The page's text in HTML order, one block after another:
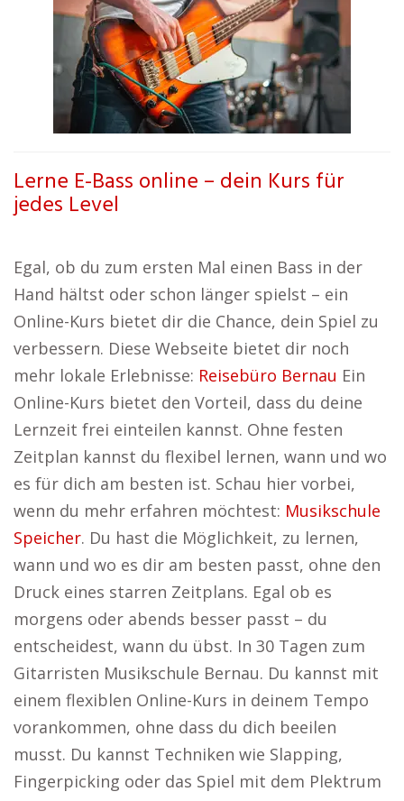
Lerne E-Bass online – dein Kurs für
jedes Level
Egal, ob du zum ersten Mal einen Bass in der
Hand hältst oder schon länger spielst – ein
Online-Kurs bietet dir die Chance, dein Spiel zu
verbessern. Diese Webseite bietet dir noch
mehr lokale Erlebnisse: Reisebüro Bernau Ein
Online-Kurs bietet den Vorteil, dass du deine
Lernzeit frei einteilen kannst. Ohne festen
Zeitplan kannst du flexibel lernen, wann und wo
es für dich am besten ist. Schau hier vorbei,
wenn du mehr erfahren möchtest: Musikschule
Speicher. Du hast die Möglichkeit, zu lernen,
wann und wo es dir am besten passt, ohne den
Druck eines starren Zeitplans. Egal ob es
morgens oder abends besser passt – du
entscheidest, wann du übst. In 30 Tagen zum
Gitarristen Musikschule Bernau. Du kannst mit
einem flexiblen Online-Kurs in deinem Tempo
vorankommen, ohne dass du dich beeilen
musst. Du kannst Techniken wie Slapping,
Fingerpicking oder das Spiel mit dem Plektrum